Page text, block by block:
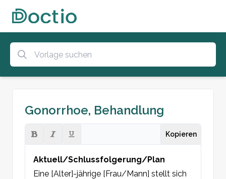
Gonorrhoe, Behandlung
Kopieren
Aktuell/Schlussfolgerung/Plan
Eine [Alter]-jährige [Frau/Mann] stellt sich